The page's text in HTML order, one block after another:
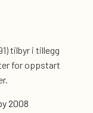
tilbyr i tillegg
foroppstart
2008